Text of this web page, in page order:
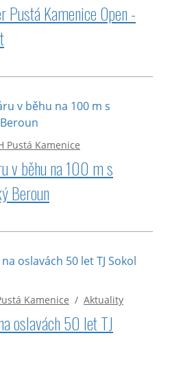
Pustá Kamenice Open -
Pustá Kamenice
v běhu na 100 m s
Beroun
Kamenice / Aktuality
oslavách 50 let TJ